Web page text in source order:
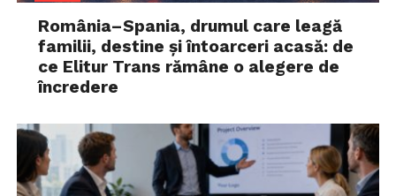
România–Spania, drumul care leagă
familii, destine și întoarceri acasă: de
ce Elitur Trans rămâne o alegere de
încredere